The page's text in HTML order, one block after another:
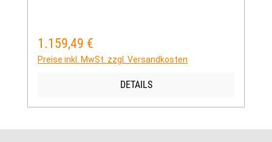
Regulärer Preis:
1.159,49 €
Preise inkl. MwSt. zzgl. Versandkosten
DETAILS